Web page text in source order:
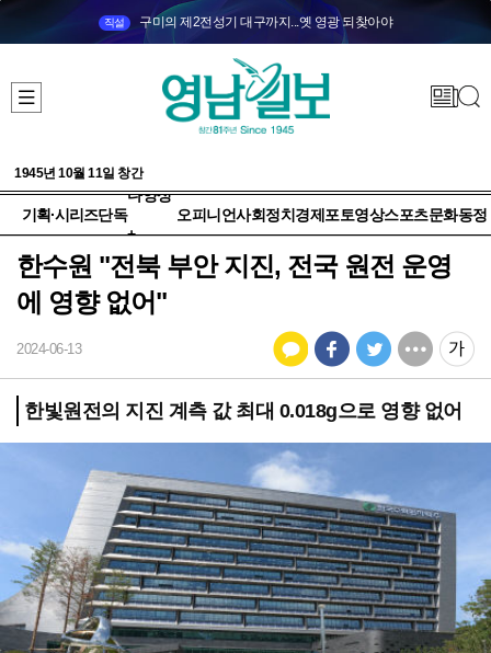
직설 구미의 제2전성기 대구까지...옛 영광 되찾아야
1945년 10월 11일 창간
기획·시리즈단독
다양성
+
오피니언사회정치 경제 포토영상스포츠문화동정
한수원 "전북 부안 지진, 전국 원전 운영
에 영향 없어"
2024-06-13
한빛원전의 지진 계측 값 최대 0.018g으로 영향 없어